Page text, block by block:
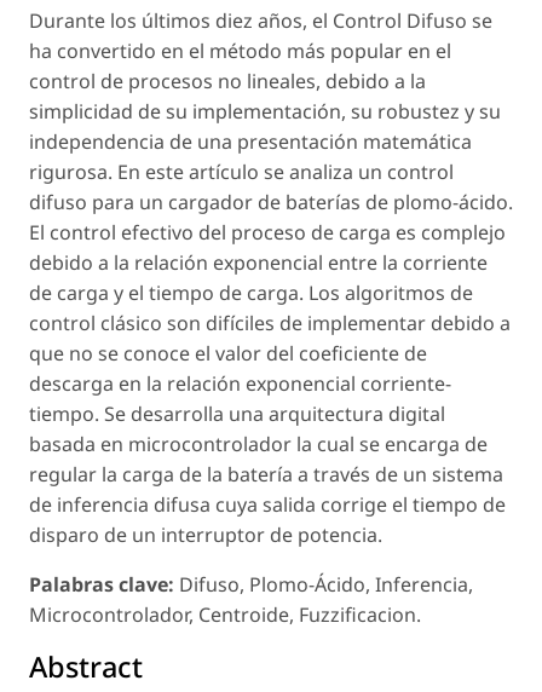
Durante los últimos diez años, el Control Difuso se
ha convertido en el método más popular en el
control de procesos no lineales, debido a la
simplicidad de su implementación, su robustez y su
independencia de una presentación matemática
rigurosa. En este artículo se analiza un control
difuso para un cargador de baterías de plomo-ácido.
El control efectivo del proceso de carga es complejo
debido a la relación exponencial entre la corriente
de carga y el tiempo de carga. Los algoritmos de
control clásico son difíciles de implementar debido a
que no se conoce el valor del coeficiente de
descarga en la relación exponencial corriente-
tiempo. Se desarrolla una arquitectura digital
basada en microcontrolador la cual se encarga de
regular la carga de la batería a través de un sistema
de inferencia difusa cuya salida corrige el tiempo de
disparo de un interruptor de potencia.
Palabras clave: Difuso, Plomo-Ácido, Inferencia,
Microcontrolador, Centroide, Fuzzificacion.
Abstract